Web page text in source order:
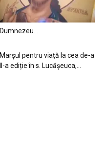
Dumnezeu…
Marșul pentru viață la cea de-a
II-a ediție în s. Lucășeuca,...